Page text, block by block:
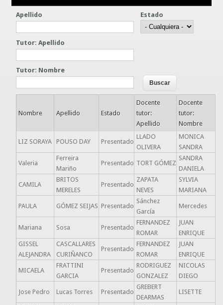
Guías prácticas o proyectos
Información sobre SPAM y Phising
Apellido Estado
Tutor: Apellido
Tutor: Nombre
Nombre Apellido Estado
Docente
tutor:
Apellido
Docente
tutor:
Nombre
LIZ SORAYA POUSO DAY Presentado
LLADO
OLIVERA
MONICA
SANDRA
Valeria
Ferreira
Mariño
Presentado TORT GÓMEZ
SANDRA
DANIELA
CAMILA
BRITOS
MERELES
Presentado
ZAPATA
NEVES
SYLVIA
MARIANA
PAULA GÓMEZ SEIJAS Presentado
Sánchez
García
Mercedes
Mariana Sosa Presentado
FERNANDEZ
ROMAR
JUAN
ENRIQUE
GISSEL
ALEJANDRA
CASCALLARES
CURIÑANCO
Presentado
FERNANDEZ
ROMAR
JUAN
ENRIQUE
MICAELA
FRATTINI
GARCIA
Presentado
RODRIGUEZ
GONZALEZ
NICOLAS
DIEGO
Jose Pedro Lucas Torres Presentado
GREBERT
DEARMAS
LISETTE